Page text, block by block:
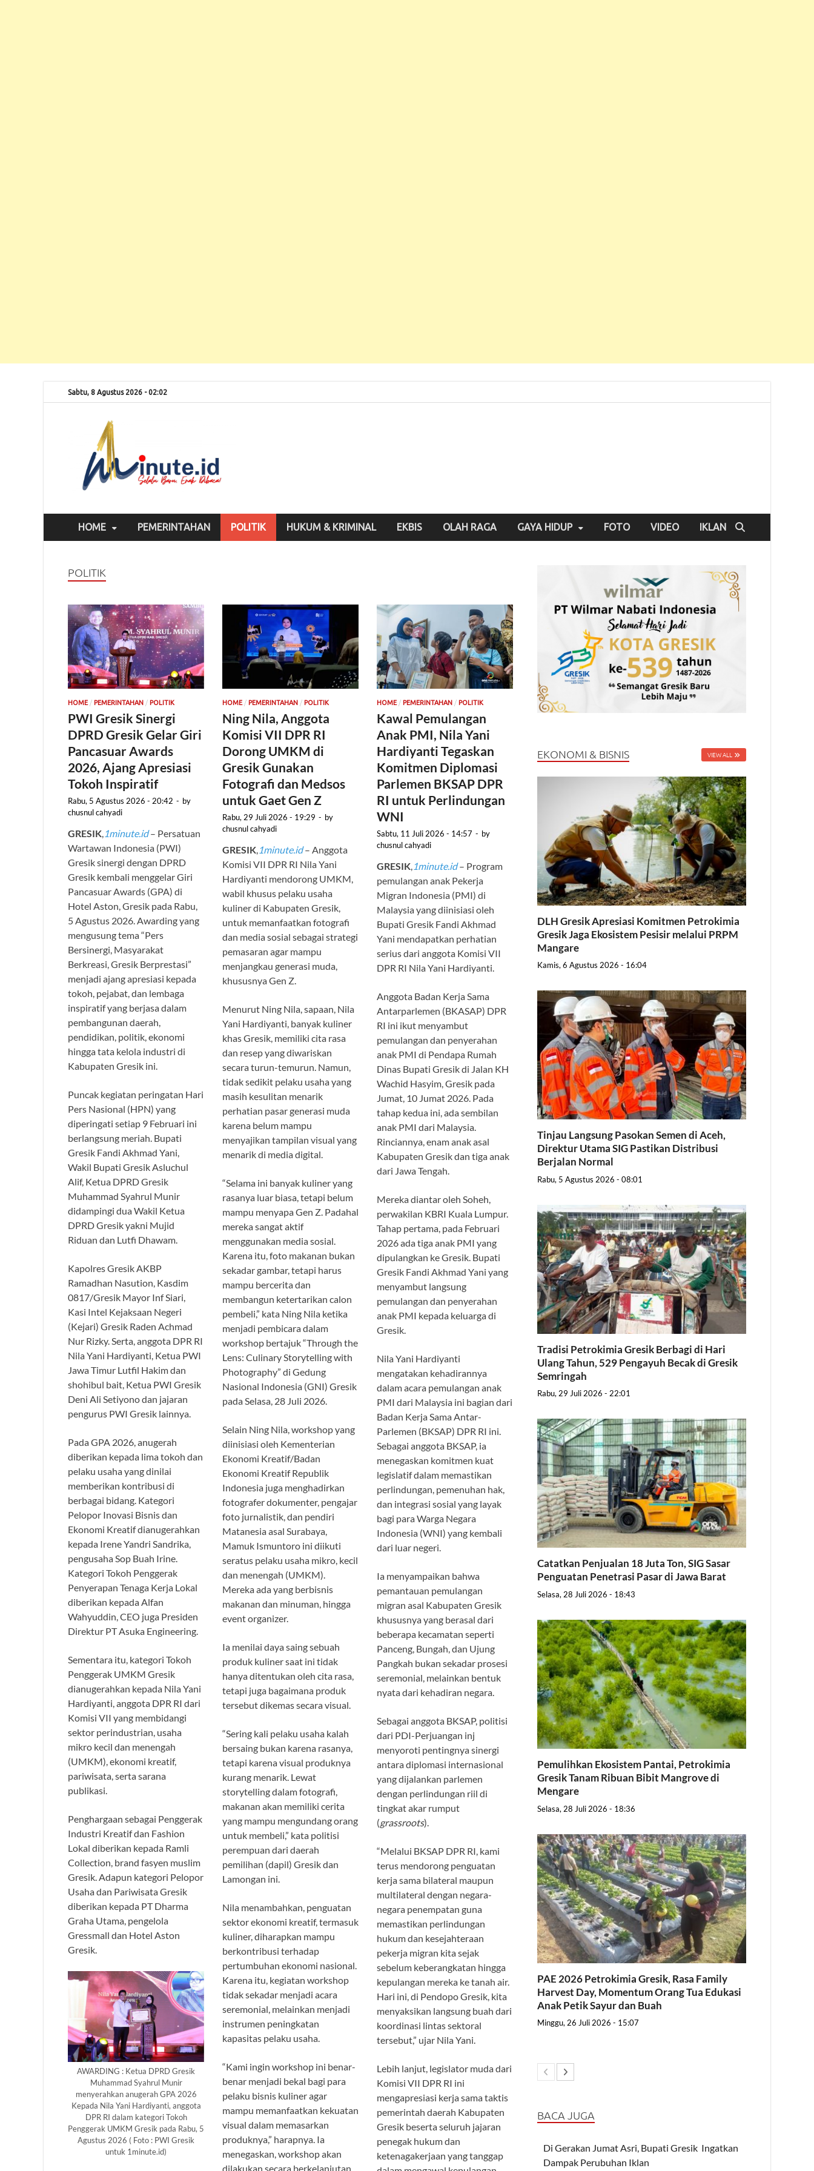
Sabtu, 8 Agustus 2026 - 02:02
HOME PEMERINTAHAN POLITIK HUKUM & KRIMINAL EKBIS OLAH RAGA GAYA HIDUP FOTO VIDEO IKLAN
POLITIK
HOME / PEMERINTAHAN / POLITIK
PWI Gresik Sinergi
DPRD Gresik Gelar Giri
Pancasuar Awards
2026, Ajang Apresiasi
Tokoh Inspiratif
Rabu, 5 Agustus 2026 - 20:42 - by
chusnul cahyadi
GRESIK, 1minute.id– Persatuan
Wartawan Indonesia (PWI)
Gresik sinergi dengan DPRD
Gresik kembali menggelar Giri
Pancasuar Awards (GPA) di
Hotel Aston, Gresik pada Rabu,
5 Agustus 2026. Awarding yang
mengusung tema “Pers
Bersinergi, Masyarakat
Berkreasi, Gresik Berprestasi”
menjadi ajang apresiasi kepada
tokoh, pejabat, dan lembaga
inspiratif yang berjasa dalam
pembangunan daerah,
pendidikan, politik, ekonomi
hingga tata kelola industri di
Kabupaten Gresik ini.
Puncak kegiatan peringatan Hari
Pers Nasional (HPN) yang
diperingati setiap 9 Februari ini
berlangsung meriah. Bupati
Gresik Fandi Akhmad Yani,
Wakil Bupati Gresik Asluchul
Alif, Ketua DPRD Gresik
Muhammad Syahrul Munir
didampingi dua Wakil Ketua
DPRD Gresik yakni Mujid
Riduan dan Lutfi Dhawam.
Kapolres Gresik AKBP
Ramadhan Nasution, Kasdim
0817/Gresik Mayor Inf Siari,
Kasi Intel Kejaksaan Negeri
(Kejari) Gresik Raden Achmad
Nur Rizky. Serta, anggota DPR RI
Nila Yani Hardiyanti, Ketua PWI
Jawa Timur Lutfil Hakim dan
shohibul bait, Ketua PWI Gresik
Deni Ali Setiyono dan jajaran
pengurus PWI Gresik lainnya.
Pada GPA 2026, anugerah
diberikan kepada lima tokoh dan
pelaku usaha yang dinilai
memberikan kontribusi di
berbagai bidang. Kategori
Pelopor Inovasi Bisnis dan
Ekonomi Kreatif dianugerahkan
kepada Irene Yandri Sandrika,
pengusaha Sop Buah Irine.
Kategori Tokoh Penggerak
Penyerapan Tenaga Kerja Lokal
diberikan kepada Alfan
Wahyuddin, CEO juga Presiden
Direktur PT Asuka Engineering.
Sementara itu, kategori Tokoh
Penggerak UMKM Gresik
dianugerahkan kepada Nila Yani
Hardiyanti, anggota DPR RI dari
Komisi VII yang membidangi
sektor perindustrian, usaha
mikro kecil dan menengah
(UMKM), ekonomi kreatif,
pariwisata, serta sarana
publikasi.
Penghargaan sebagai Penggerak
Industri Kreatif dan Fashion
Lokal diberikan kepada Ramli
Collection, brand fasyen muslim
Gresik. Adapun kategori Pelopor
Usaha dan Pariwisata Gresik
diberikan kepada PT Dharma
Graha Utama, pengelola
Gressmall dan Hotel Aston
Gresik.
AWARDING : Ketua DPRD Gresik
Muhammad Syahrul Munir
menyerahkan anugerah GPA 2026
Kepada Nila Yani Hardiyanti, anggota
DPR RI dalam kategori Tokoh
Penggerak UMKM Gresik pada Rabu, 5
Agustus 2026 ( Foto : PWI Gresik
untuk 1minute.id)
HOME / PEMERINTAHAN / POLITIK
Ning Nila, Anggota
Komisi VII DPR RI
Dorong UMKM di
Gresik Gunakan
Fotografi dan Medsos
untuk Gaet Gen Z
Rabu, 29 Juli 2026 - 19:29 - by
chusnul cahyadi
GRESIK, 1minute.id– Anggota
Komisi VII DPR RI Nila Yani
Hardiyanti mendorong UMKM,
wabil khusus pelaku usaha
kuliner di Kabupaten Gresik,
untuk memanfaatkan fotografi
dan media sosial sebagai strategi
pemasaran agar mampu
menjangkau generasi muda,
khususnya Gen Z.
Menurut Ning Nila, sapaan, Nila
Yani Hardiyanti, banyak kuliner
khas Gresik, memiliki cita rasa
dan resep yang diwariskan
secara turun-temurun. Namun,
tidak sedikit pelaku usaha yang
masih kesulitan menarik
perhatian pasar generasi muda
karena belum mampu
menyajikan tampilan visual yang
menarik di media digital.
“Selama ini banyak kuliner yang
rasanya luar biasa, tetapi belum
mampu menyapa Gen Z. Padahal
mereka sangat aktif
menggunakan media sosial.
Karena itu, foto makanan bukan
sekadar gambar, tetapi harus
mampu bercerita dan
membangun ketertarikan calon
pembeli,” kata Ning Nila ketika
menjadi pembicara dalam
workshop bertajuk “Through the
Lens: Culinary Storytelling with
Photography” di Gedung
Nasional Indonesia (GNI) Gresik
pada Selasa, 28 Juli 2026.
Selain Ning Nila, workshop yang
diinisiasi oleh Kementerian
Ekonomi Kreatif/Badan
Ekonomi Kreatif Republik
Indonesia juga menghadirkan
fotografer dokumenter, pengajar
foto jurnalistik, dan pendiri
Matanesia asal Surabaya,
Mamuk Ismuntoro ini diikuti
seratus pelaku usaha mikro, kecil
dan menengah (UMKM).
Mereka ada yang berbisnis
makanan dan minuman, hingga
event organizer.
Ia menilai daya saing sebuah
produk kuliner saat ini tidak
hanya ditentukan oleh cita rasa,
tetapi juga bagaimana produk
tersebut dikemas secara visual.
“Sering kali pelaku usaha kalah
bersaing bukan karena rasanya,
tetapi karena visual produknya
kurang menarik. Lewat
storytelling dalam fotografi,
makanan akan memiliki cerita
yang mampu mengundang orang
untuk membeli,” kata politisi
perempuan dari daerah
pemilihan (dapil) Gresik dan
Lamongan ini.
Nila menambahkan, penguatan
sektor ekonomi kreatif, termasuk
kuliner, diharapkan mampu
berkontribusi terhadap
pertumbuhan ekonomi nasional.
Karena itu, kegiatan workshop
tidak sekadar menjadi acara
seremonial, melainkan menjadi
instrumen peningkatan
kapasitas pelaku usaha.
“Kami ingin workshop ini benar-
benar menjadi bekal bagi para
pelaku bisnis kuliner agar
mampu memanfaatkan kekuatan
visual dalam memasarkan
produknya,” harapnya. Ia
menegaskan, workshop akan
dilakukan secara berkelanjutan.
HOME / PEMERINTAHAN / POLITIK
Kawal Pemulangan
Anak PMI, Nila Yani
Hardiyanti Tegaskan
Komitmen Diplomasi
Parlemen BKSAP DPR
RI untuk Perlindungan
WNI
Sabtu, 11 Juli 2026 - 14:57 - by
chusnul cahyadi
GRESIK, 1minute.id– Program
pemulangan anak Pekerja
Migran Indonesia (PMI) di
Malaysia yang diinisiasi oleh
Bupati Gresik Fandi Akhmad
Yani mendapatkan perhatian
serius dari anggota Komisi VII
DPR RI Nila Yani Hardiyanti.
Anggota Badan Kerja Sama
Antarparlemen (BKASAP) DPR
RI ini ikut menyambut
pemulangan dan penyerahan
anak PMI di Pendapa Rumah
Dinas Bupati Gresik di Jalan KH
Wachid Hasyim, Gresik pada
Jumat, 10 Jumat 2026. Pada
tahap kedua ini, ada sembilan
anak PMI dari Malaysia.
Rinciannya, enam anak asal
Kabupaten Gresik dan tiga anak
dari Jawa Tengah.
Mereka diantar oleh Soheh,
perwakilan KBRI Kuala Lumpur.
Tahap pertama, pada Februari
2026 ada tiga anak PMI yang
dipulangkan ke Gresik. Bupati
Gresik Fandi Akhmad Yani yang
menyambut langsung
pemulangan dan penyerahan
anak PMI kepada keluarga di
Gresik.
Nila Yani Hardiyanti
mengatakan kehadirannya
dalam acara pemulangan anak
PMI dari Malaysia ini bagian dari
Badan Kerja Sama Antar-
Parlemen (BKSAP) DPR RI ini.
Sebagai anggota BKSAP, ia
menegaskan komitmen kuat
legislatif dalam memastikan
perlindungan, pemenuhan hak,
dan integrasi sosial yang layak
bagi para Warga Negara
Indonesia (WNI) yang kembali
dari luar negeri.
Ia menyampaikan bahwa
pemantauan pemulangan
migran asal Kabupaten Gresik
khususnya yang berasal dari
beberapa kecamatan seperti
Panceng, Bungah, dan Ujung
Pangkah bukan sekadar prosesi
seremonial, melainkan bentuk
nyata dari kehadiran negara.
Sebagai anggota BKSAP, politisi
dari PDI-Perjuangan inj
menyoroti pentingnya sinergi
antara diplomasi internasional
yang dijalankan parlemen
dengan perlindungan riil di
tingkat akar rumput
(grassroots).
“Melalui BKSAP DPR RI, kami
terus mendorong penguatan
kerja sama bilateral maupun
multilateral dengan negara-
negara penempatan guna
memastikan perlindungan
hukum dan kesejahteraan
pekerja migran kita sejak
sebelum keberangkatan hingga
kepulangan mereka ke tanah air.
Hari ini, di Pendopo Gresik, kita
menyaksikan langsung buah dari
koordinasi lintas sektoral
tersebut,” ujar Nila Yani.
Lebih lanjut, legislator muda dari
Komisi VII DPR RI ini
mengapresiasi kerja sama taktis
pemerintah daerah Kabupaten
Gresik beserta seluruh jajaran
penegak hukum dan
ketenagakerjaan yang tanggap
EKONOMI & BISNIS VIEW ALL
DLH Gresik Apresiasi Komitmen Petrokimia
Gresik Jaga Ekosistem Pesisir melalui PRPM
Mangare
Kamis, 6 Agustus 2026 - 16:04
Tinjau Langsung Pasokan Semen di Aceh,
Direktur Utama SIG Pastikan Distribusi
Berjalan Normal
Rabu, 5 Agustus 2026 - 08:01
Tradisi Petrokimia Gresik Berbagi di Hari
Ulang Tahun, 529 Pengayuh Becak di Gresik
Semringah
Rabu, 29 Juli 2026 - 22:01
Catatkan Penjualan 18 Juta Ton, SIG Sasar
Penguatan Penetrasi Pasar di Jawa Barat
Selasa, 28 Juli 2026 - 18:43
Pemulihkan Ekosistem Pantai, Petrokimia
Gresik Tanam Ribuan Bibit Mangrove di
Mengare
Selasa, 28 Juli 2026 - 18:36
PAE 2026 Petrokimia Gresik, Rasa Family
Harvest Day, Momentum Orang Tua Edukasi
Anak Petik Sayur dan Buah
Minggu, 26 Juli 2026 - 15:07
BACA JUGA
Di Gerakan Jumat Asri, Bupati Gresik Ingatkan
Dampak Perubuhan Iklan